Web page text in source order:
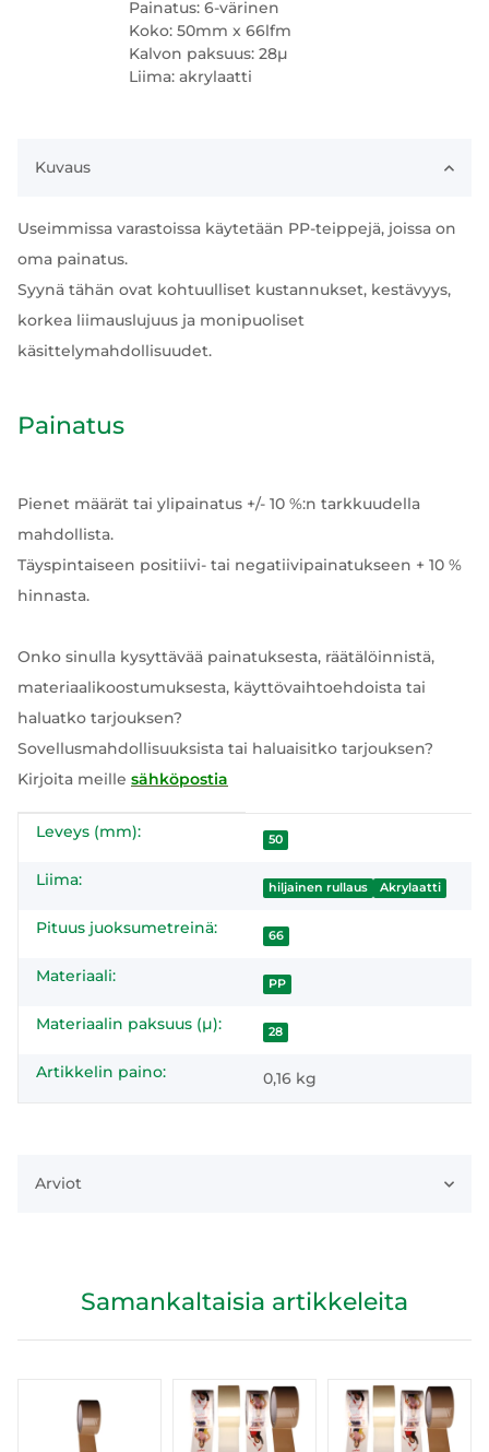
Painatus: 6-värinen
Koko: 50mm x 66lfm
Kalvon paksuus: 28µ
Liima: akrylaatti
Kuvaus
Useimmissa varastoissa käytetään PP-teippejä, joissa on
oma painatus.
Syynä tähän ovat kohtuulliset kustannukset, kestävyys,
korkea liimauslujuus ja monipuoliset
käsittelymahdollisuudet.
Painatus
Pienet määrät tai ylipainatus +/- 10 %:n tarkkuudella
mahdollista.
Täyspintaiseen positiivi- tai negatiivipainatukseen + 10 %
hinnasta.
Onko sinulla kysyttävää painatuksesta, räätälöinnistä,
materiaalikoostumuksesta, käyttövaihtoehdoista tai
haluatko tarjouksen?
Sovellusmahdollisuuksista tai haluaisitko tarjouksen?
Kirjoita meille sähköpostia
#productDetails.itemInformation#
#productDetails.itemValue#
Leveys (mm): 50
Liima: hiljainen rullaus Akrylaatti
Pituus juoksumetreinä: 66
Materiaali: PP
Materiaalin paksuus (µ): 28
Artikkelin paino: 0,16 kg
Arviot
Samankaltaisia artikkeleita